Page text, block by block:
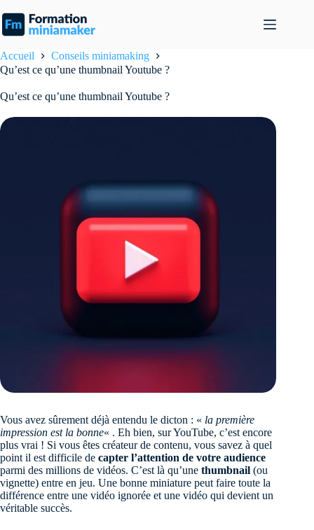
au
contenu
Accueil
Conseils miniamaking
Qu’est ce qu’une thumbnail Youtube ?
Qu’est ce qu’une thumbnail Youtube ?
Vous avez sûrement déjà entendu le dicton : « la première
impression est la bonne« . Eh bien, sur YouTube, c’est encore
plus vrai ! Si vous êtes créateur de contenu, vous savez à quel
point il est difficile de capter l’attention de votre audience
parmi des millions de vidéos. C’est là qu’une thumbnail (ou
vignette) entre en jeu. Une bonne miniature peut faire toute la
différence entre une vidéo ignorée et une vidéo qui devient un
véritable succès.